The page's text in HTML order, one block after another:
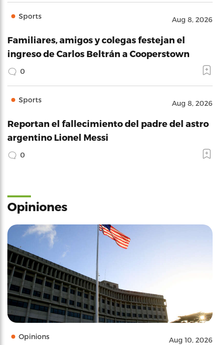
Sports Aug 8, 2026
Familiares, amigos y colegas festejan el
ingreso de Carlos Beltrán a Cooperstown
0
Sports Aug 8, 2026
Reportan el fallecimiento del padre del astro
argentino Lionel Messi
0
Opiniones
Opinions Aug 10, 2026